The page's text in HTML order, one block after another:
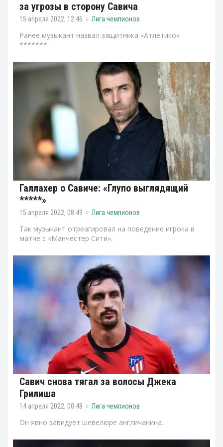
за угрозы в сторону Савича
15 апреля 2022, 12:46 Лига чемпионов
Ранее музыкант назвал защитника «Атлетико»
*******.
Галлахер о Савиче: «Глупо выглядящий
*****»
15 апреля 2022, 08:49 Лига чемпионов
Так музыкант отреагировал на поведение игрока в
матче с «Манчестер Сити».
Савич снова тягал за волосы Джека
Грилиша
14 апреля 2022, 00:48 Лига чемпионов
Он явно завидует шевелюре англичанина.